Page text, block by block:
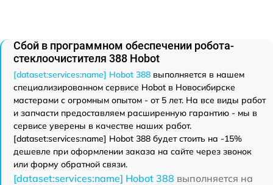
Сбой в программном обеспечении робота-
стеклоочистителя 388 Hobot
[dataset:services:name] Hobot 388 выполняется в нашем
специализированном сервисе Hobot в Новосибирске
мастерами с огромным опытом - от 5 лет. На все виды работ
и запчасти предоставляем расширенную гарантию - мы в
сервисе уверены в качестве наших работ.
[dataset:services:name] Hobot 388 будет стоить на -15%
дешевле при оформлении заказа на сайте через звонок
или форму обратной связи.
[dataset:services:name] Hobot 388 выполняется на